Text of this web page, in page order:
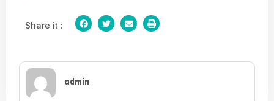
Share it :
admin